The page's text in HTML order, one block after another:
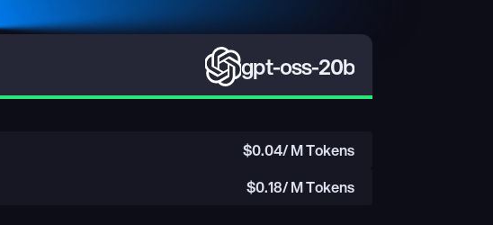
gpt-oss-20b
$0.04/ M Tokens
$0.18/ M Tokens